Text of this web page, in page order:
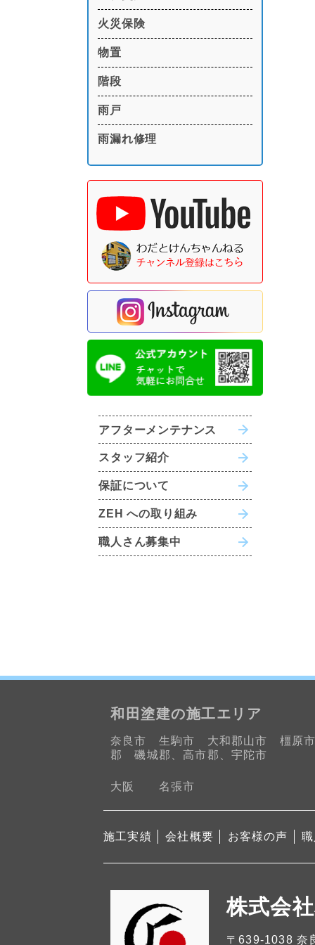
火災保険
物置
階段
雨戸
雨漏れ修理
アフターメンテナンス
スタッフ紹介
保証について
ZEH への取り組み
職人さん募集中
和田塗建の施工エリア
奈良市 生駒市 大和郡山市 橿
郡 磯城郡、高市郡、宇陀市
大阪 名張市
施工実績 会社概要 お客様の声
株式会
〒639-1038 奈